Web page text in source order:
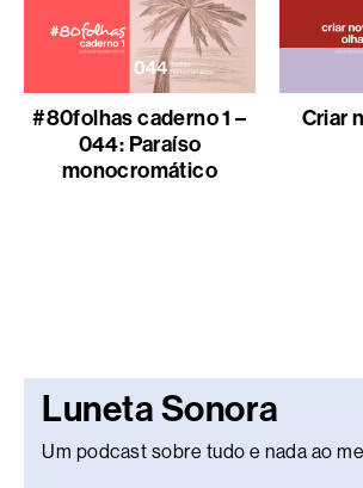
#80folhas caderno 1 –
044: Paraíso
monocromático
Criar
Luneta Sonora
Um podcast sobre tudo e nada ao